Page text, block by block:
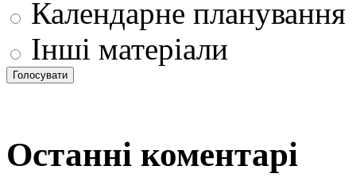
Календарне планування
Інші матеріали
Останні коментарі